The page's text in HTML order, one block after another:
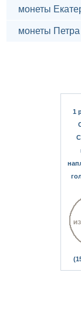
монеты
монеты Петра
1